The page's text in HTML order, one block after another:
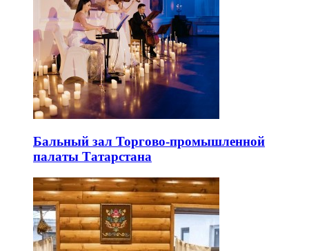
Бальный зал Торгово-промышленной
палаты Татарстана